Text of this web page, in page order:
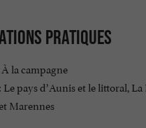
pratiques
À la campagne
Le pays d’Aunis et le littoral, La
Marennes